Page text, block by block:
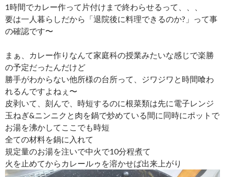
1時間でカレー作って片付けまで終わらせるって、、、
要は一人暮らしだから「退院後に料理できるのか?」って事
の確認です〜
まぁ、カレー作りなんて家庭科の授業みたいな感じで楽勝
の予定だったんだけど
勝手がわからない他所様の台所って、ジワジワと時間喰わ
れるんですよねぇ〜
皮剥いて、刻んで、時短するのに根菜類は先に電子レンジ
玉ねぎ&ニンニクと肉を鍋で炒めている間に同時にポットで
お湯を沸かしてここでも時短
全ての材料を鍋に入れて
規定量のお湯を注いで中火で10分程煮て
火を止めてからカレールゥを溶かせば出来上がり